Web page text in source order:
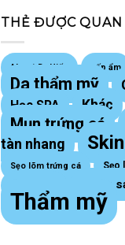
THẺ ĐƯỢC QUAN
About Dr Hiếu cấp ẩm
Da thẩm mỹ
Học SPA Khác
Mụn trứng cá
tàn nhang
Sẹo lõm trứng cá Sẹo
Thâm
Thẩm mỹ